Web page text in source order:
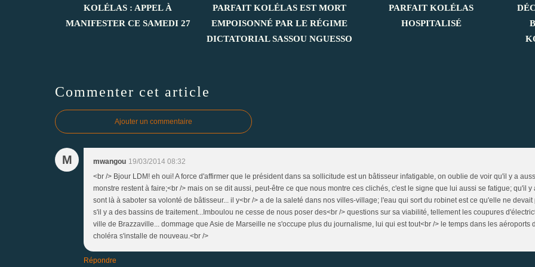
KOLÉLAS : APPEL À
MANIFESTER CE SAMEDI 27
PARFAIT KOLÉLAS EST MORT
EMPOISONNÉ PAR LE RÉGIME
DICTATORIAL SASSOU NGUESSO
PARFAIT KOLÉLAS
HOSPITALISÉ
Commenter cet article
Ajouter un commentaire
M mwangou 19/03/2014 08:32
<br /> Bjour LDM! eh oui! A force d'affirmer que le président dans sa sollicitude est un bâtisseur infatigable, on oublie de voir qu'il y a
monstre restent à faire;<br /> mais on se dit aussi, peut-être ce que nous montre ces clichés, c'est le signe que lui aussi se fatigue; qu'il
sont là à saboter sa volonté de bâtisseur... il y<br /> a de la saleté dans nos villes-village; l'eau qui sort du robinet est ce qu'elle ne
s'il y a des bassins de traitement...Imboulou ne cesse de nous poser des<br /> questions sur sa viabilité, tellement les coupures
ville de Brazzaville... dommage que Asie de Marseille ne s'occupe plus du journalisme, lui qui est tout<br /> le temps dans les aéroports
choléra s'installe de nouveau.<br />
Répondre